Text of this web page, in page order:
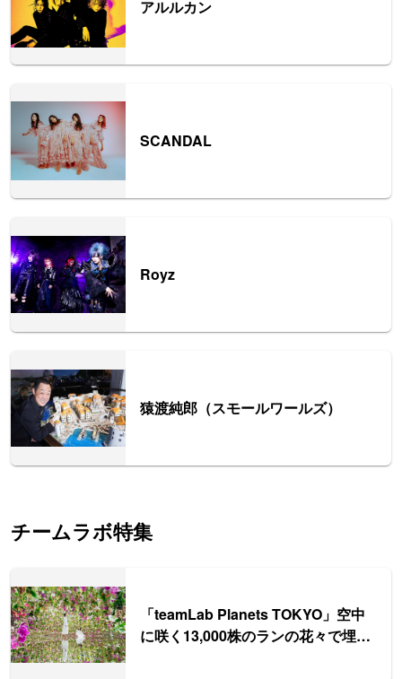
アルルカン
SCANDAL
Royz
猿渡純郎（スモールワールズ）
チームラボ特集
「teamLab Planets TOKYO」空中
に咲く13,000株のランの花々で埋め